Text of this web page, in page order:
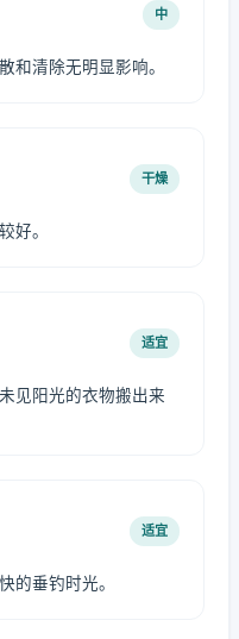
中
和清除无明显影响。
干燥
好。
适宜
见阳光的衣物搬出来
适宜
的垂钓时光。